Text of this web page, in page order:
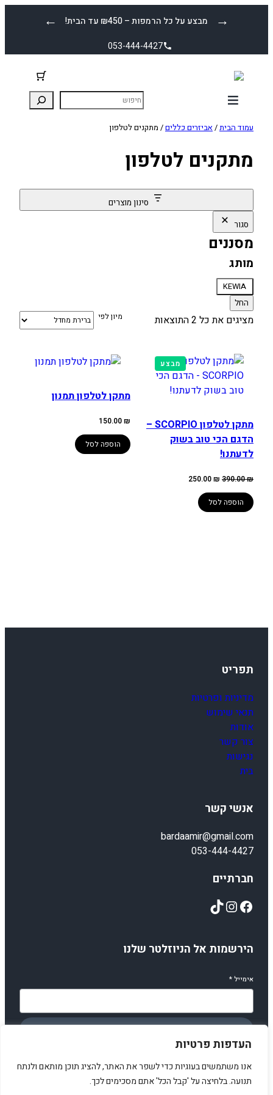
העדפות פרטיות
אנו משתמשים בעוגיות כדי לשפר את האתר, להציג תוכן מותאם ולנתח
תנועה. בלחיצה על 'קבל הכל' אתם מסכימים לכך.
← מבצע על כל הרמפות – ₪450 עד הבית! →
053-444-4427
עמוד הבית/אביזרים כללים/ מתקנים לטלפון
מתקנים לטלפון
סינון מוצרים
סגור
מסננים
מותג
מותג
KEWIA
החל
מציגים את כל ⁦2⁩ התוצאות מיון לפי
מבצעמוצרים
במבצע
מתקן לטלפון SCORPIO –
הדגם הכי טוב בשוק
לדעתנו!
390.00₪ המחיר
היה:
390.00 ₪.
250.00₪
הוספה לסל
מתקן לטלפון תמנון
150.00₪
הוספה לסל
תפריט
מדיניות ופרטיות
תנאי שימוש
אודות
צור קשר
נגישות
בית
אנשי קשר
bardaamir@gmail.com
053-444-4427
חברתיים
Facebook
Instagram
TikTok
הירשמות אל הניוזלטר שלנו
אימייל*